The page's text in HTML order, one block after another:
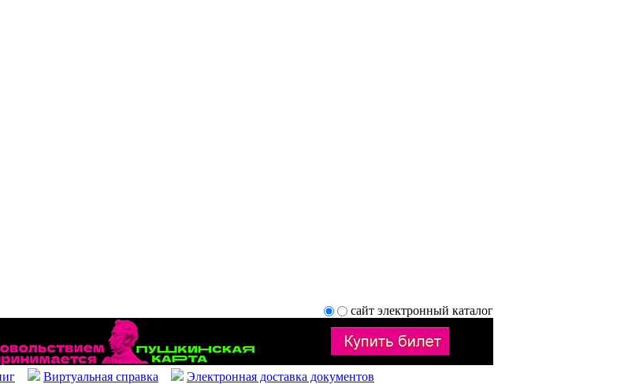
сайт электронный каталог
Виртуальная справка Электронная доставка документов